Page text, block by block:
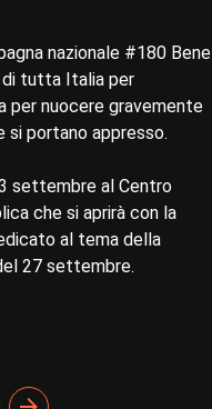
nazionale #180 Bene
di tutta Italia per
per nuocere gravemente
si portano appresso.
settembre al Centro
che si aprirà con la
al tema della
27 settembre.